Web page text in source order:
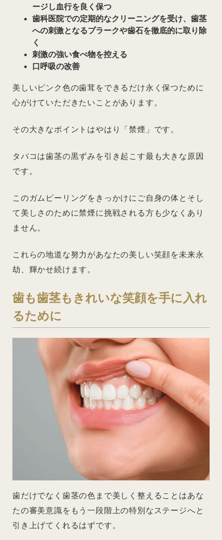
ージし血行を良く保つ
歯科医院での定期的なクリーニングを受け、歯茎
への刺激となるプラークや歯石を徹底的に取り除
く
刺激の強い食べ物を控える
口呼吸の改善
美しいピンク色の歯茸をできるだけ永く保つために
心がけていただきたいことがあります。
その大きなポイントはやはり「禁煙」です。
タバコは歯茎の黒ずみを引き起こす最も大きな原因
です。
このガムピーリングをきっかけにご自身の体とそし
て美しさのために禁煙に挑戦される方も少なくあり
ません。
これらの地道な努力があなたの美しい笑顔を未来永
劫、輝かせ続けます。
歯も歯茎もきれいな笑顔を手に入れ
るために
歯だけでなく歯茎の色まで美しく整えることはあな
たの審美意識をもう一段階上の特別なステージへと
引き上げてくれるはずです。